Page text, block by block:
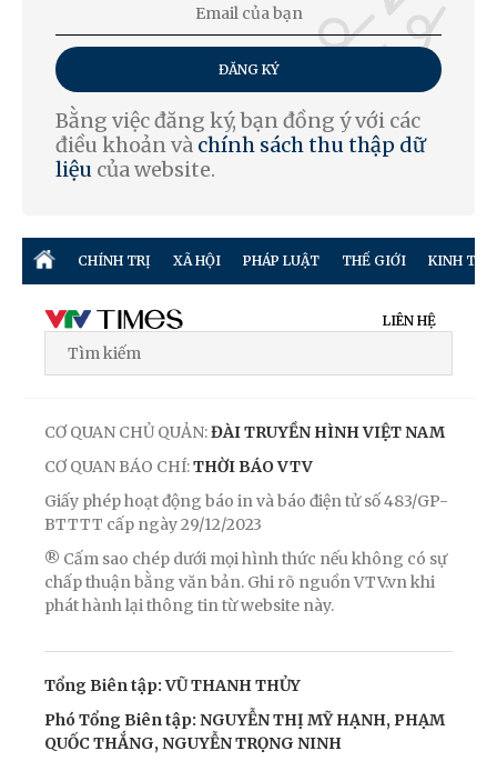
ĐĂNG KÝ
Bằng việc đăng ký, bạn đồng ý với các
điều khoản và chính sách thu thập dữ
liệu của website.
CHÍNH TRỊ XÃ HỘI PHÁP LUẬT THẾ GIỚI KINH TẾ
LIÊN HỆ
CƠ QUAN CHỦ QUẢN:ĐÀI TRUYỀN HÌNH VIỆT NAM
CƠ QUAN BÁO CHÍ:THỜI BÁO VTV
Giấy phép hoạt động báo in và báo điện tử số 483/GP-
BTTTT cấp ngày 29/12/2023
® Cấm sao chép dưới mọi hình thức nếu không có sự
chấp thuận bằng văn bản. Ghi rõ nguồn VTV.vn khi
phát hành lại thông tin từ website này.
Tổng Biên tập: VŨ THANH THỦY
Phó Tổng Biên tập: NGUYỄN THỊ MỸ HẠNH, PHẠM
QUỐC THẮNG, NGUYỄN TRỌNG NINH